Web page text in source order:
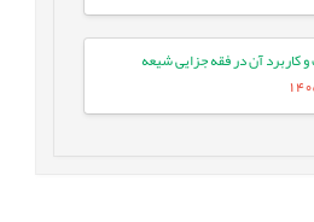
آن در فقه جزایی شیعه